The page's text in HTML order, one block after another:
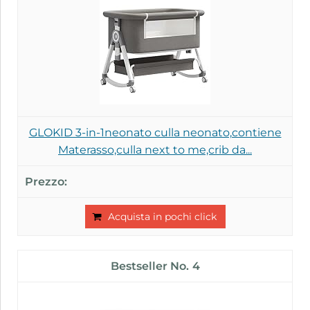
GLOKID 3-in-1neonato culla neonato,contiene
Materasso,culla next to me,crib da...
Acquista in pochi click
4